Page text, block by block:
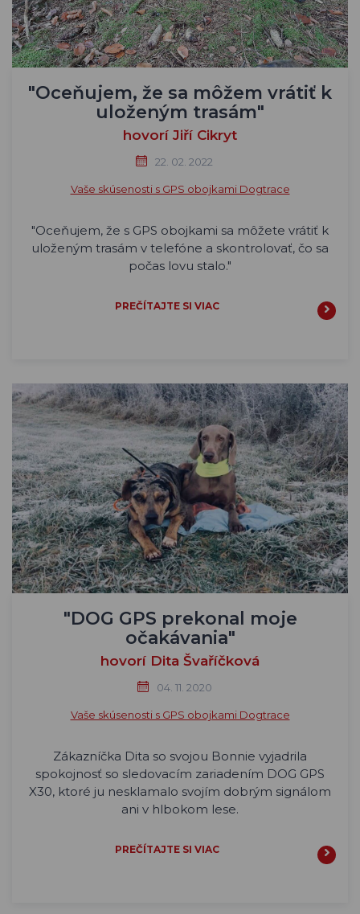
"Oceňujem, že sa môžem vrátiť k
uloženým trasám"
hovorí Jiří Cikryt
22. 02. 2022
Vaše skúsenosti s GPS obojkami Dogtrace
"Oceňujem, že s GPS obojkami sa môžete vrátiť k
uloženým trasám v telefóne a skontrolovať, čo sa
počas lovu stalo."
PREČÍTAJTE SI VIAC
"DOG GPS prekonal moje
očakávania"
hovorí Dita Švaříčková
04. 11. 2020
Vaše skúsenosti s GPS obojkami Dogtrace
Zákazníčka Dita so svojou Bonnie vyjadrila
spokojnosť so sledovacím zariadením DOG GPS
X30, ktoré ju nesklamalo svojím dobrým signálom
ani v hlbokom lese.
PREČÍTAJTE SI VIAC